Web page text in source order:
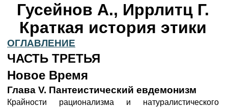
Гусейнов А., Иррлитц Г.
Краткая история этики
ОГЛАВЛЕНИЕ
ЧАСТЬ ТРЕТЬЯ
Новое Время
Глава V. Пантеистический евдемонизм
Крайности рационализма и натуралистического